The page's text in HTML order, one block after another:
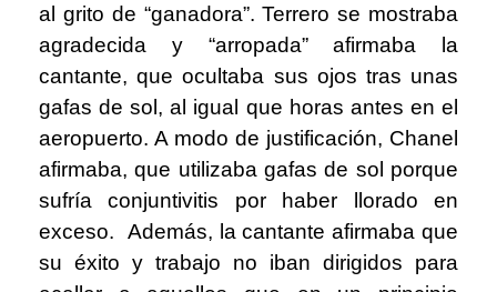
al grito de “ganadora”. Terrero se mostraba
agradecida y “arropada” afirmaba la
cantante, que ocultaba sus ojos tras unas
gafas de sol, al igual que horas antes en el
aeropuerto. A modo de justificación, Chanel
afirmaba, que utilizaba gafas de sol porque
sufría conjuntivitis por haber llorado en
exceso. Además, la cantante afirmaba que
su éxito y trabajo no iban dirigidos para